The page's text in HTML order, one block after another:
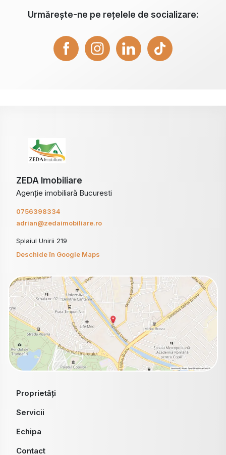
Urmărește-ne pe rețelele de socializare:
ZEDA Imobiliare
Agenție imobiliară Bucuresti
0756398334
adrian@zedaimobiliare.ro
Splaiul Unirii 219
Deschide în Google Maps
Proprietăți
Servicii
Echipa
Contact